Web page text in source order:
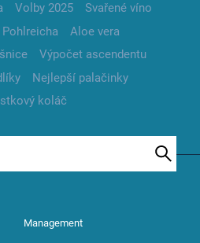
Volby 2025
Svařené víno
Aloe vera
Výpočet ascendentu
Nejlepší palačinky
koláč
Management